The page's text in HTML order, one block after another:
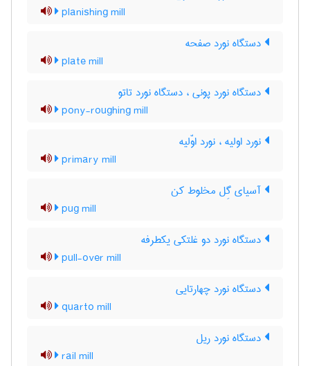
planishing mill
دستگاه نورد صفحه
plate mill
دستگاه نورد پونی ، دستگاه نورد تاتو
pony-roughing mill
نورد اولیه ، نورد اوّلیه
primary mill
آسیای گِل مخلوط کن
pug mill
دستگاه نورد دو غلتکی یکطرفه
pull-over mill
دستگاه نورد چهارتایی
quarto mill
دستگاه نورد ریل
rail mill